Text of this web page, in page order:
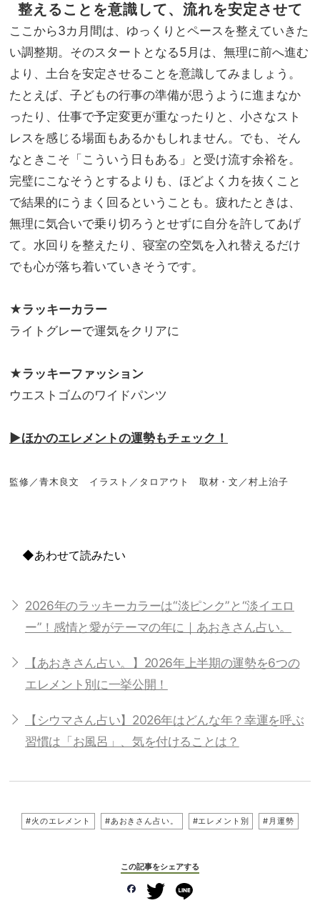
整えることを意識して、流れを安定させて
ここから3カ月間は、ゆっくりとペースを整えていきた
い調整期。そのスタートとなる5月は、無理に前へ進む
より、土台を安定させることを意識してみましょう。
たとえば、子どもの行事の準備が思うように進まなか
ったり、仕事で予定変更が重なったりと、小さなスト
レスを感じる場面もあるかもしれません。でも、そん
なときこそ「こういう日もある」と受け流す余裕を。
完璧にこなそうとするよりも、ほどよく力を抜くこと
で結果的にうまく回るということも。疲れたときは、
無理に気合いで乗り切ろうとせずに自分を許してあげ
て。水回りを整えたり、寝室の空気を入れ替えるだけ
でも心が落ち着いていきそうです。
★ラッキーカラー
ライトグレーで運気をクリアに
★ラッキーファッション
ウエストゴムのワイドパンツ
▶ほかのエレメントの運勢もチェック！
監修／青木良文 イラスト／タロアウト 取材・文／村上治子
◆あわせて読みたい
2026年のラッキーカラーは“淡ピンク”と“淡イエロ
ー”！感情と愛がテーマの年に｜あおきさん占い。
【あおきさん占い。】2026年上半期の運勢を6つの
エレメント別に一挙公開！
【シウマさん占い】2026年はどんな年？幸運を呼ぶ
習慣は「お風呂」、気を付けることは？
#火のエレメント #あおきさん占い。 #エレメント別 #月運勢
この記事をシェアする